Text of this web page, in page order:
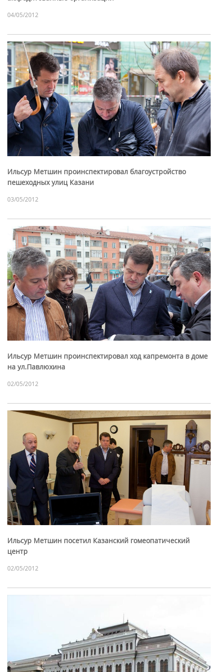
04/05/2012
Ильсур Метшин проинспектировал благоустройство
пешеходных улиц Казани
03/05/2012
Ильсур Метшин проинспектировал ход капремонта в доме
на ул.Павлюхина
02/05/2012
Ильсур Метшин посетил Казанский гомеопатический
центр
02/05/2012